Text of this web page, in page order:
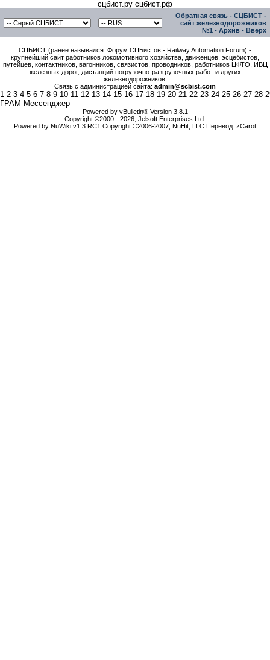
сцбист.ру сцбист.рф
Обратная связь - СЦБИСТ -
сайт железнодорожников
№1 - Архив - Вверх
СЦБИСТ (ранее назывался: Форум СЦБистов - Railway Automation Forum) -
крупнейший сайт работников локомотивного хозяйства, движенцев, эсцебистов,
путейцев, контактников, вагонников, связистов, проводников, работников ЦФТО, ИВЦ
железных дорог, дистанций погрузочно-разгрузочных работ и других
железнодорожников.
Связь с администрацией сайта: admin@scbist.com
1 2 3 4 5 6 7 8 9 10 11 12 13 14 15 16 17 18 19 20 21 22 23 24 25 26 27 28
ГРАМ Мессенджер
Powered by vBulletin® Version 3.8.1
Copyright ©2000 - 2026, Jelsoft Enterprises Ltd.
Powered by NuWiki v1.3 RC1 Copyright ©2006-2007, NuHit, LLC Перевод: zCarot